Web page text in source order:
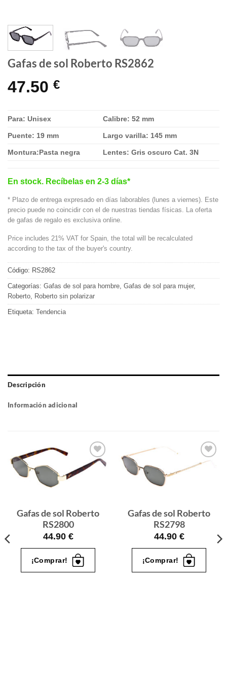
Gafas de sol Roberto RS2862
47.50 €
Para: Unisex Calibre: 52 mm
Puente: 19 mm Largo varilla: 145 mm
Montura:Pasta negra Lentes: Gris oscuro Cat. 3N
En stock. Recíbelas en 2-3 días*
* Plazo de entrega expresado en días laborables (lunes a viernes). Este
precio puede no coincidir con el de nuestras tiendas físicas. La oferta
de gafas de regalo es exclusiva online.
Price includes 21% VAT for Spain, the total will be recalculated
according to the tax of the buyer's country.
Código: RS2862
Categorías: Gafas de sol para hombre, Gafas de sol para mujer,
Roberto, Roberto sin polarizar
Etiqueta: Tendencia
Descripción
Información adicional
Gafas
Gafas de sol Roberto
RS2800
44.90 €
¡Comprar!
Gafas
Gafas de sol Roberto
RS2798
44.90 €
¡Comprar!